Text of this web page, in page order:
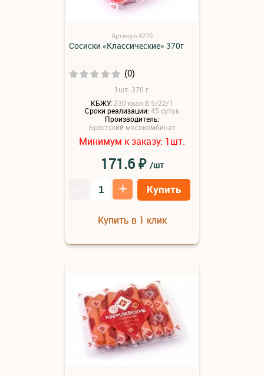
Артикул:4270
Сосиски «Классические» 370г
(0)
1шт: 370 г.
КБЖУ: 230 ккал 8.5/22/1
Сроки реализации:45 суток
Производитель:
Брестский мясокомбинат
Минимум к заказу: 1шт.
171.6₽ /шт
+ Купить
Купить в 1 клик